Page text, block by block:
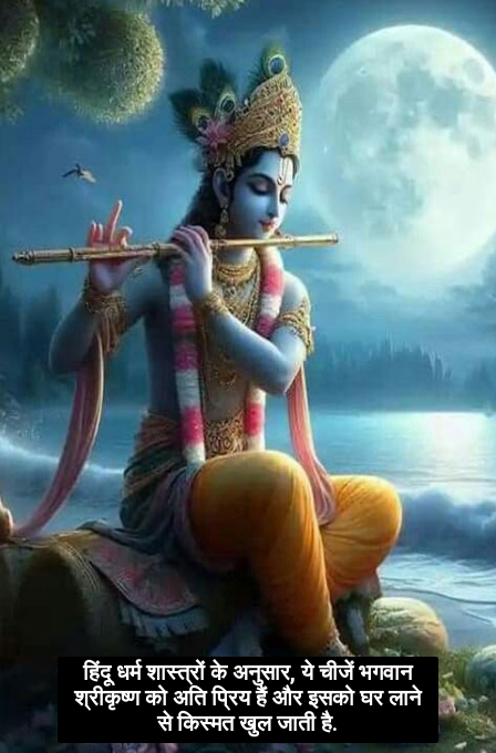
हिंदू धर्म शास्त्रों के अनुसार, ये चीजें भगवान
श्रीकृष्ण को अति प्रिय हैं और इसको घर लाने